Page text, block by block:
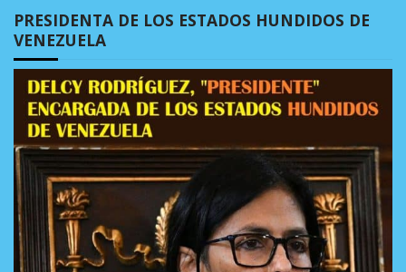
PRESIDENTA DE LOS ESTADOS HUNDIDOS DE
VENEZUELA